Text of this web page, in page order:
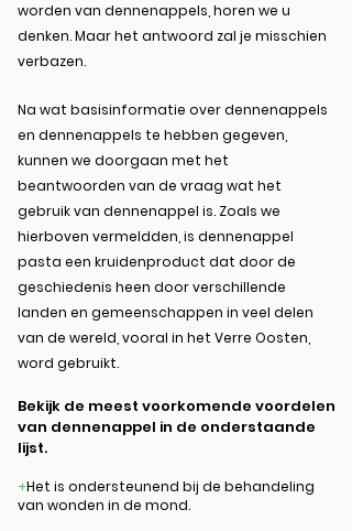
worden van dennenappels, horen we u
denken. Maar het antwoord zal je misschien
verbazen.
Na wat basisinformatie over dennenappels
en dennenappels te hebben gegeven,
kunnen we doorgaan met het
beantwoorden van de vraag wat het
gebruik van dennenappel is. Zoals we
hierboven vermeldden, is dennenappel
pasta een kruidenproduct dat door de
geschiedenis heen door verschillende
landen en gemeenschappen in veel delen
van de wereld, vooral in het Verre Oosten,
word gebruikt.
Bekijk de meest voorkomende voordelen
van dennenappel in de onderstaande
lijst.
+Het is ondersteunend bij de behandeling
van wonden in de mond.